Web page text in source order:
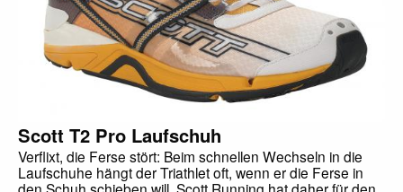
Scott T2 Pro Laufschuh
Verflixt, die Ferse stört: Beim schnellen Wechseln in die
Laufschuhe hängt der Triathlet oft, wenn er die Ferse in